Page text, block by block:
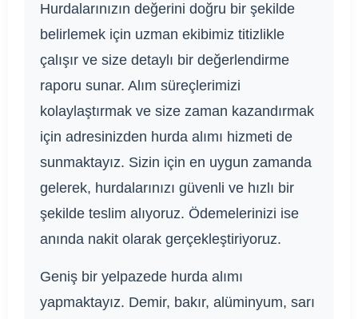
Hurdalarınızın değerini doğru bir şekilde
belirlemek için uzman ekibimiz titizlikle
çalışır ve size detaylı bir değerlendirme
raporu sunar. Alım süreçlerimizi
kolaylaştırmak ve size zaman kazandırmak
için adresinizden hurda alımı hizmeti de
sunmaktayız. Sizin için en uygun zamanda
gelerek, hurdalarınızı güvenli ve hızlı bir
şekilde teslim alıyoruz. Ödemelerinizi ise
anında nakit olarak gerçekleştiriyoruz.
Geniş bir yelpazede hurda alımı
yapmaktayız. Demir, bakır, alüminyum, sarı